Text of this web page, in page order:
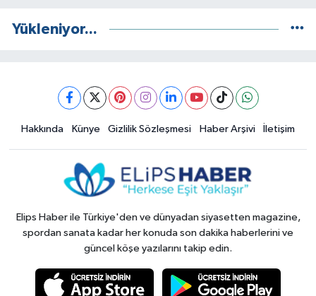
Yükleniyor...
Hakkında Künye Gizlilik Sözleşmesi Haber Arşivi İletişim
Elips Haber ile Türkiye'den ve dünyadan siyasetten magazine,
spordan sanata kadar her konuda son dakika haberlerini ve
güncel köşe yazılarını takip edin.